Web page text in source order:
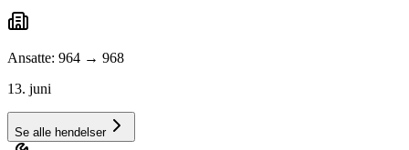
Ansatte: 964 → 968
13. juni
Se alle hendelser